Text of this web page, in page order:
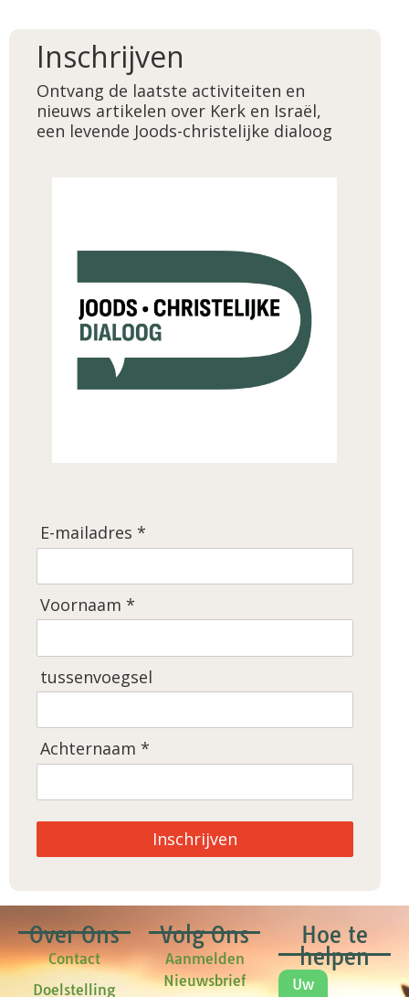
Inschrijven
Ontvang de laatste activiteiten en
nieuws artikelen over Kerk en Israël,
een levende Joods-christelijke dialoog
E-mailadres *
Voornaam *
tussenvoegsel
Achternaam *
Inschrijven
Over Ons
Contact
Doelstelling
Volg Ons
Aanmelden
Nieuwsbrief
Hoe te
helpen
Uw